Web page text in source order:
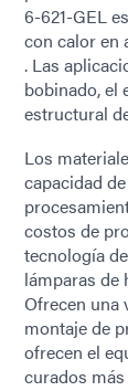
6-621-GEL
con calor en
. Las
bobinado, el
estructural
Los
capacidad
costos de
tecnología
lámparas de
Ofrecen una
montaje de
ofrecen el
curados